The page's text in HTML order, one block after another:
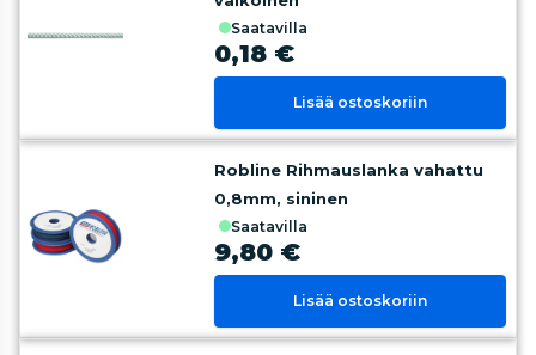
saatavilla
0,18 €
Lisää ostoskoriin
Robline Rihmauslanka vahattu
0,8mm, sininen
saatavilla
9,80 €
Lisää ostoskoriin